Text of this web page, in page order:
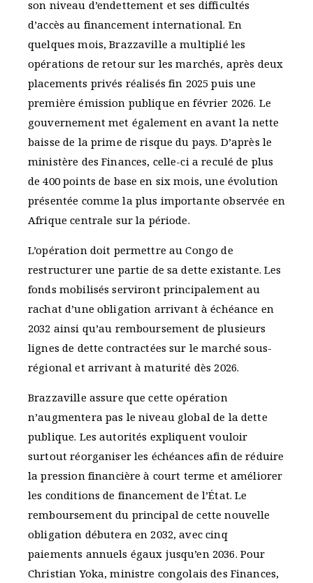
son niveau d’endettement et ses difficultés
d’accès au financement international. En
quelques mois, Brazzaville a multiplié les
opérations de retour sur les marchés, après deux
placements privés réalisés fin 2025 puis une
première émission publique en février 2026. Le
gouvernement met également en avant la nette
baisse de la prime de risque du pays. D’après le
ministère des Finances, celle-ci a reculé de plus
de 400 points de base en six mois, une évolution
présentée comme la plus importante observée en
Afrique centrale sur la période.
L’opération doit permettre au Congo de
restructurer une partie de sa dette existante. Les
fonds mobilisés serviront principalement au
rachat d’une obligation arrivant à échéance en
2032 ainsi qu’au remboursement de plusieurs
lignes de dette contractées sur le marché sous-
régional et arrivant à maturité dès 2026.
Brazzaville assure que cette opération
n’augmentera pas le niveau global de la dette
publique. Les autorités expliquent vouloir
surtout réorganiser les échéances afin de réduire
la pression financière à court terme et améliorer
les conditions de financement de l’État. Le
remboursement du principal de cette nouvelle
obligation débutera en 2032, avec cinq
paiements annuels égaux jusqu’en 2036. Pour
Christian Yoka, ministre congolais des Finances,